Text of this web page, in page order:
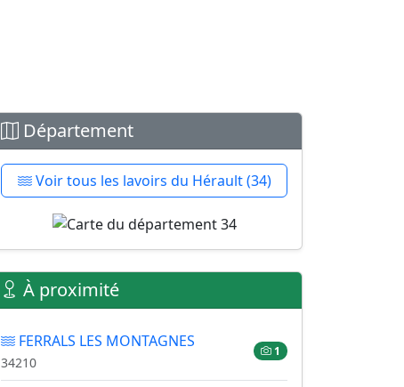
Département
Voir tous les lavoirs du Hérault (34)
À proximité
FERRALS LES MONTAGNES
34210
1